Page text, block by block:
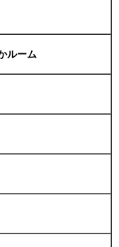
ルーム